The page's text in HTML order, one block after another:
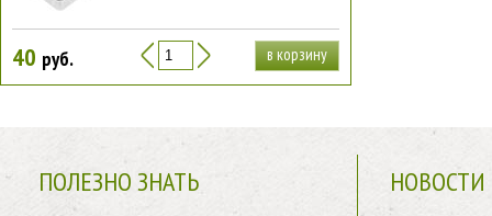
40 руб. в корзину
ПОЛЕЗНО ЗНАТЬ НОВОСТИ